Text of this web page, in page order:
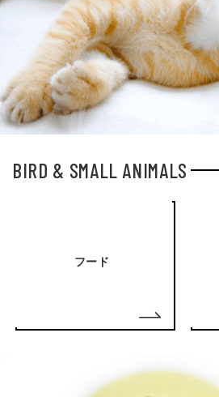
BIRD & SMALL ANIMALS
フード